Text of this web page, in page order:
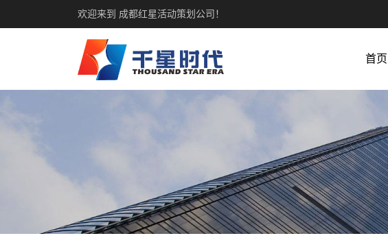
欢迎来到 成都红星活动策划公司！
首页